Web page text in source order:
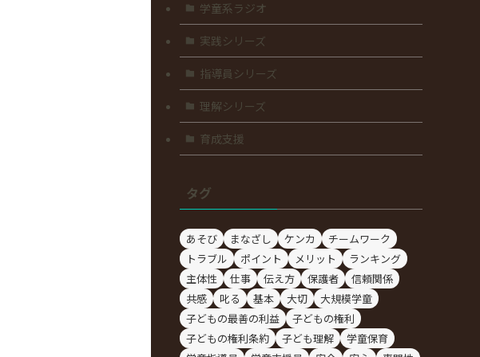
学童系ラジオ
実践シリーズ
指導員シリーズ
理解シリーズ
育成支援
タグ
あそび まなざし ケンカ
チームワーク
トラブル
ポイント メリット
ランキング
主体性
仕事 伝え方 保護者
信頼関係
共感
叱る 基本 大切
大規模学童
子どもの最善の利益
子どもの権利
子どもの権利条約
子ども理解
学童保育